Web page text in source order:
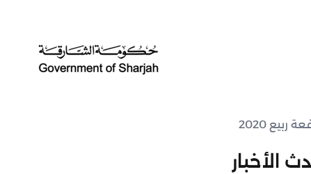
2020
الأخبار